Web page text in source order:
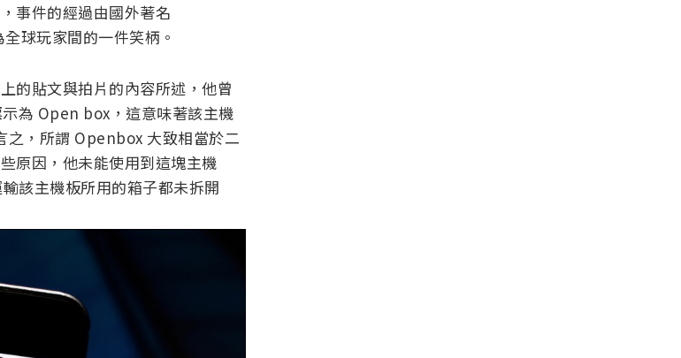
事件的經過由國外著名
球玩家間的一件笑柄。
貼文與拍片的內容所述，他曾
為 Open box，這意味著該主機
之，所謂 Openbox 大致相當於二
原因，他未能使用到這塊主機
該主機板所用的箱子都未拆開